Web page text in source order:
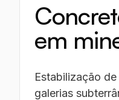
em
Estabilização
galerias